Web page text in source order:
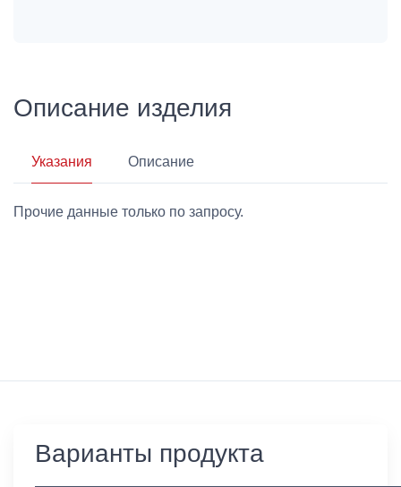
Описание изделия
Указания Описание
Прочие данные только по запросу.
Варианты продукта